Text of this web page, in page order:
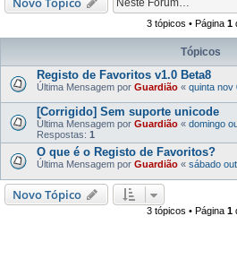
3 tópicos • Página 1
Tópicos
Registo de Favoritos v1.0 Beta8
Última Mensagem por Guardião « quinta nov
[Corrigido] Sem suporte unicode
Última Mensagem por Guardião « domingo
Respostas: 1
O que é o Registo de Favoritos?
Última Mensagem por Guardião « sábado
Novo Tópico
3 tópicos • Página 1